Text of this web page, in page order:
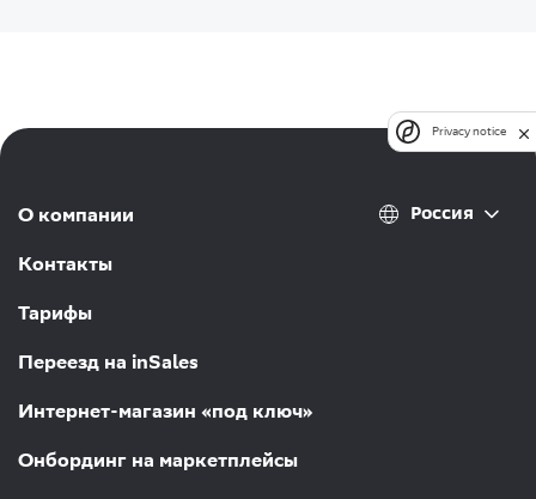
О компании
Контакты
Тарифы
Переезд на inSales
Интернет-магазин «под ключ»
Онбординг на маркетплейсы
Россия
Privacy notice